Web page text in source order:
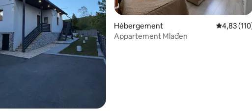
base de 130 commentaires : 4,93 sur 5Hébergement
4,83
Appartement Mlađen